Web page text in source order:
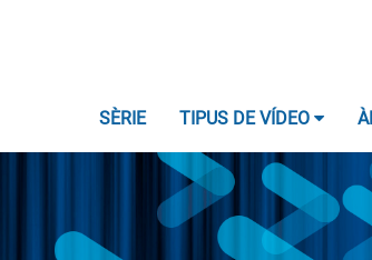
SÈRIE TIPUS DE VÍDEO